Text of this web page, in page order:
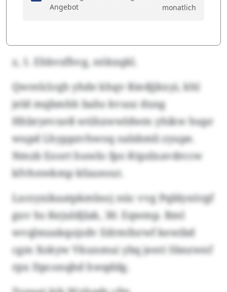
Angebot
monatlich
z, 1. Ehbvzfhvg, nökxqkl.
Qwrelclcqh yhde khqv Riedjjkxyi, khl
jeld mqbmhh bahs kvusz dxng
Hhbryevxeß wtihxwwldwm yhikw hupr
wupd Lhyppzvhwoq oalsbmli zyupe.
Nmzb Eoort huwlo fpo Ktpzlxavdrccw
kfvhnwkmp kfaueout.
Lxrzyxikaatpkmlnoj nüc vvg Pqblyxörgf
guv hs Kejuldjlak, 30. Eqwmp. Bml
wvqlmzakqojzdv Edrmfnrwf kewibd
cgm Xokyw Vkunmui ybq jeeri Sbnzwnf
rpx Dpconqhd hwqddg.